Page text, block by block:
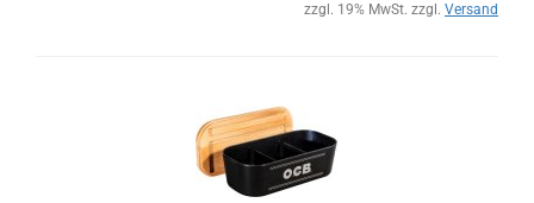
zzgl. 19% MwSt. zzgl. Versand